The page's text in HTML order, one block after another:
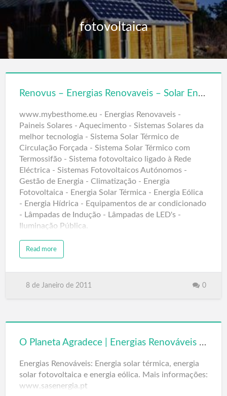
fotovoltaica
Renovus – Energias Renovaveis – Solar Energy
www.mybesthome.eu - Energias Renovaveis -
Paineis Solares - Aquecimento - Sistemas Solares da
melhor tecnologia - Sistema Solar Térmico de
Circulação Forçada - Sistema Solar Térmico com
Termossifão - Sistema fotovoltaico ligado à Rede
Eléctrica - Sistemas Fotovoltaicos Autónomos -
Gestão de Energia - Climatização - Energia
Fotovoltaica - Energia Solar Térmica - Energia Eólica
- Energia Hídrica - Equipamentos de ar condicionado
- Lâmpadas de Indução - Lâmpadas de LED's -
Iluminação Pública.
Read more
8 de Janeiro de 2011 0
O Planeta Agradece | Energias Renováveis | www.sasenergia.pt
Energias Renováveis: Energia solar térmica, energia
solar fotovoltaica e energia eólica. Mais informações:
www.sasenergia.pt